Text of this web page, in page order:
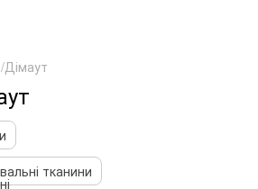
Дімаут
тканини